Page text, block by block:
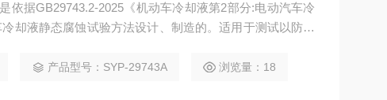
依据GB29743.2-2025《机动车冷却液第2部分:电动汽车冷
却液静态腐蚀试验方法设计、制造的。适用于测试以防冻
评价电车冷却液对冷却系统金属的腐蚀情况。
产品型号：SYP-29743A 浏览量：18